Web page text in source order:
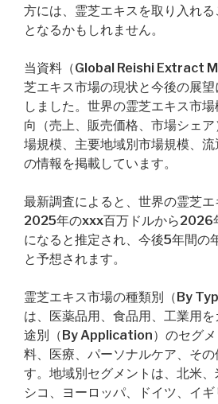
方には、霊芝エキスを取り入れ
となるかもしれません。
当資料（Global Reishi Extract
芝エキス市場の現状と今後の展
しました。世界の霊芝エキス市
向（売上、販売価格、市場シェ
場規模、主要地域別市場規模、
の情報を掲載しています。
最新調査によると、世界の霊芝
2025年のxxx百万ドルから2026
になると推定され、今後5年間の
と予想されます。
霊芝エキス市場の種類別（By
は、医薬品用、食品用、工業用
途別（By Application）のセグメ
料、医療、パーソナルケア、その
す。地域別セグメントは、北米
シコ、ヨーロッパ、ドイツ、イ